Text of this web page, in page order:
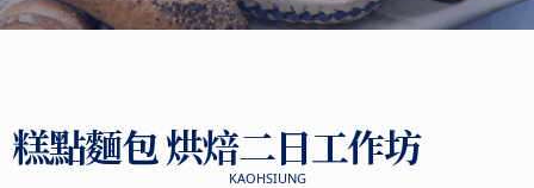
糕點麵包 烘焙二日工作坊
KAOHSIUNG